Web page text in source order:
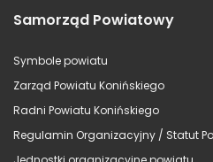
Samorząd Powiatowy
Symbole powiatu
Zarząd Powiatu Konińskiego
Radni Powiatu Konińskiego
Regulamin Organizacyjny / Statut